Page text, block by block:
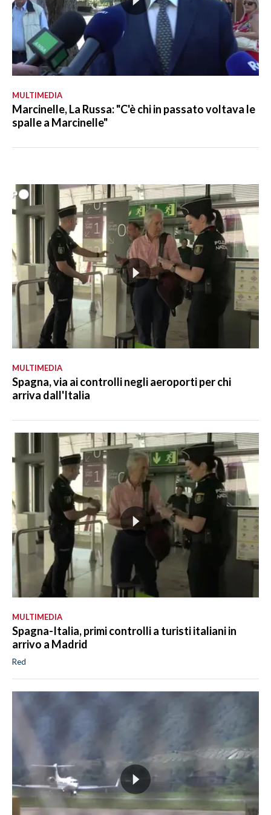
MULTIMEDIA
Marcinelle, La Russa: "C'è chi in passato voltava le
spalle a Marcinelle"
MULTIMEDIA
Spagna, via ai controlli negli aeroporti per chi
arriva dall'Italia
MULTIMEDIA
Spagna-Italia, primi controlli a turisti italiani in
arrivo a Madrid
Red